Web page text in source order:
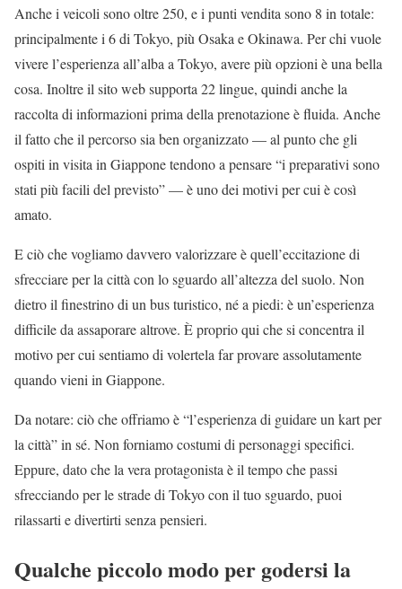
Anche i veicoli sono oltre 250, e i punti vendita sono 8 in totale:
principalmente i 6 di Tokyo, più Osaka e Okinawa. Per chi vuole
vivere l’esperienza all’alba a Tokyo, avere più opzioni è una bella
cosa. Inoltre il sito web supporta 22 lingue, quindi anche la
raccolta di informazioni prima della prenotazione è fluida. Anche
il fatto che il percorso sia ben organizzato — al punto che gli
ospiti in visita in Giappone tendono a pensare “i preparativi sono
stati più facili del previsto” — è uno dei motivi per cui è così
amato.
E ciò che vogliamo davvero valorizzare è quell’eccitazione di
sfrecciare per la città con lo sguardo all’altezza del suolo. Non
dietro il finestrino di un bus turistico, né a piedi: è un’esperienza
difficile da assaporare altrove. È proprio qui che si concentra il
motivo per cui sentiamo di volertela far provare assolutamente
quando vieni in Giappone.
Da notare: ciò che offriamo è “l’esperienza di guidare un kart per
la città” in sé. Non forniamo costumi di personaggi specifici.
Eppure, dato che la vera protagonista è il tempo che passi
sfrecciando per le strade di Tokyo con il tuo sguardo, puoi
rilassarti e divertirti senza pensieri.
Qualche piccolo modo per godersi la